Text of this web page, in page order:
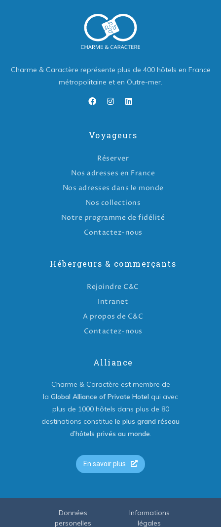
Charme & Caractère représente plus de 400 hôtels en France
métropolitaine et en Outre-mer.
Voyageurs
Réserver
Nos adresses en France
Nos adresses dans le monde
Nos collections
Notre programme de fidélité
Contactez-nous
Hébergeurs & commerçants
Rejoindre C&C
Intranet
A propos de C&C
Contactez-nous
Alliance
Charme & Caractère est membre de
la Global Alliance of Private Hotel qui avec
plus de 1000 hôtels dans plus de 80
destinations constitue le plus grand réseau
d’hôtels privés au monde.
En savoir plus
Données
personelles
Informations
légales